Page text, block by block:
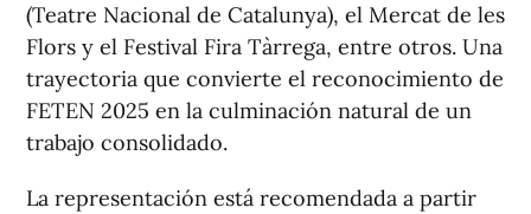
(Teatre Nacional de Catalunya), el Mercat de les
Flors y el Festival Fira Tàrrega, entre otros. Una
trayectoria que convierte el reconocimiento de
FETEN 2025 en la culminación natural de un
trabajo consolidado.
La representación está recomendada a partir